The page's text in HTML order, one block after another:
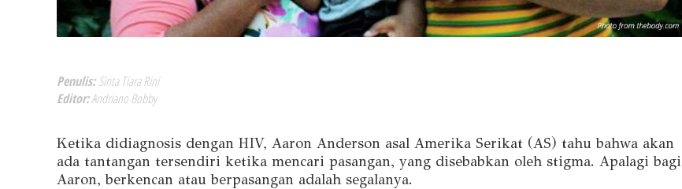
Penulis:Sinta Tiara Rini
Editor:Andriano Bobby
Ketika didiagnosis dengan HIV, Aaron Anderson asal Amerika Serikat (AS) tahu bahwa akan
ada tantangan tersendiri ketika mencari pasangan, yang disebabkan oleh stigma. Apalagi bagi
Aaron, berkencan atau berpasangan adalah segalanya.